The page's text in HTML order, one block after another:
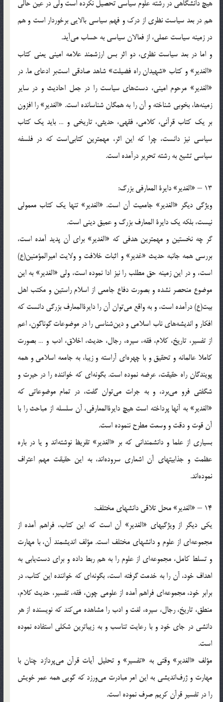
هیچ دانشگاهی در رشته علوم سیاسی تحصیل نکرده است ولی در عین حالی
هم در بعد سیاست نظری از درک و فهم سیاسی بالایی برخوردار است و هم
در زمینه سیاست عملی، از فعالان سیاسی به حساب می‌آید.
و اما در بعد سیاست نظری، دو اثر بس ارزشمند علامه امینی یعنی کتاب
«الغدیر» و کتاب «شهیدان راه فضیلت‌» شاهد صادقی است‌بر ادعای ما. در
«الغدیر» مرحوم امینی، دست‌های سیاست را در جعل احادیث و در سایر
زمینه‌ها، بخوبی شناخته و آن را به همگان شناسانده است. «الغدیر» را افزون
بر یک کتاب قرآنی، کلامی، فقهی، حدیثی، تاریخی و … باید یک کتاب
سیاسی نیز دانست، چرا که این اثر، مهمترین کتابی‌است که در فلسفه
سیاسی تشیع به رشته تحریر درآمده است.
13 – «الغدیر» دایرة المعارفی بزرگ:
ویژگی دیگر «الغدیر» جامعیت آن است. «الغدیر» تنها یک کتاب معمولی
نیست، بلکه یک دایرة المعارف بزرگ و عمیق دینی است.
گر چه نخستین و مهمترین هدفی که «الغدیر» برای آن پدید آمده است،
بررسی همه جانبه حدیث «غدیر» و اثبات خلافت و ولایت امیرالمؤمنین(ع)
است، و در این زمینه حق مطلب را نیز ادا نموده است، ولی «الغدیر» به این
موضوع منحصر نشده و بصورت دفاع جامعی از اسلام راستین و مکتب اهل
بیت(ع) درآمده است، و به واقع می‌توان آن را دایرة‌المعارف بزرگی دانست که
افکار و اندیشه‌های ناب اسلامی و دین‌شناسی را در موضوعات گوناگون، اعم
از تفسیر، تاریخ، کلام، فقه، سیره، رجال، حدیث، اخلاق، ادب و … بصورت
کاملا عالمانه و تحقیق و با چهره‌ای آراسته و زیبا، به جامعه اسلامی و همه
پویندگان راه حقیقت، عرضه نموده است. بگونه‌ای که خواننده را در حیرت و
شگفتی فرو می‌برد، و به جرات می‌توان گفت، در تمام موضوعاتی که
«الغدیر» به آنها پرداخته است هیچ دایرة‌المعارفی، آن سلسله از مباحث را با
آن قوت و دقت و وسعت مطرح ننموده است.
بسیاری از علما و دانشمندانی که بر «الغدیر» تقریظ نوشته‌اند و یا در باره
عظمت و جذابیتهای آن اشعاری سروده‌اند، به این حقیقت مهم اعتراف
نموده‌اند.
14 – «الغدیر» محل تلاقی دانشهای مختلف:
یکی دیگر از ویژگیهای «الغدیر» آن است که این کتاب، فراهم آمده از
مجموعه‌ای از علوم و دانشهای مختلف است. مؤلف اندیشمند آن، با مهارت
و تسلط کامل، مجموعه‌ای از علوم را به هم ربط داده و برای دست‌یابی به
اهداف خود، آن را به خدمت گرفته است، بگونه‌ای که خواننده این کتاب، در
برابر خود، مجموعه‌ای فراهم آمده از علومی چون، فقه، تفسیر، حدیث کلام،
منطق، تاریخ، رجال، سیره، لغت و ادب را مشاهده می‌کند که نویسنده از هر
دانشی در جای خود و با رعایت تناسب و به زیباترین شکلی استفاده نموده
است.
مؤلف «الغدیر» وقتی به «تفسیر» و تحلیل آیات قرآن می‌پردازد چنان با
مهارت و ژرف‌اندیشی به این امر مبادرت می‌ورزد که گویی همه عمر خویش
را در تفسیر قرآن کریم صرف نموده است.